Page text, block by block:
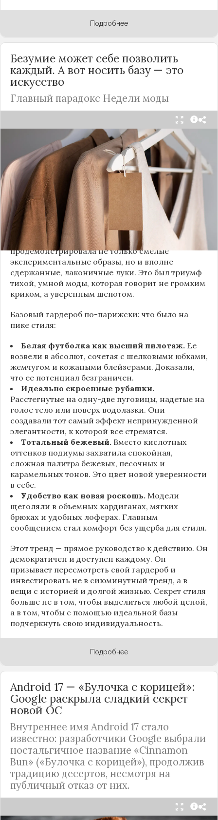
Подробнее
Безумие может себе позволить
каждый. А вот носить базу — это
искусство
Главный парадокс Недели моды
Принято считать, что Неделя моды в Париже —
это исключительно про безумные тренды, на
которые обычный человек посмотрит с
недоумением. Но самый интересный тренд этого
сезона был обращен к реальной жизни. Показы
доказали: истинная роскошь и мастерство стиля
заключаются не в эпатаже, а в виртуозном
владении базовыми вещами.
Как тонко подметила автор канала «Деловая
косметичка», завершившаяся неделя моды
продемонстрировала не только смелые
экспериментальные образы, но и вполне
сдержанные, лаконичные луки. Это был триумф
тихой, умной моды, которая говорит не громким
криком, а уверенным шепотом.
Базовый гардероб по-парижски: что было на
пике стиля:
Белая футболка как высший пилотаж. Ее
возвели в абсолют, сочетая с шелковыми юбками,
жемчугом и кожаными блейзерами. Доказали,
что ее потенциал безграничен.
Идеально скроенные рубашки.
Расстегнутые на одну-две пуговицы, надетые на
голое тело или поверх водолазки. Они
создавали тот самый эффект непринужденной
элегантности, к которой все стремятся.
Тотальный бежевый. Вместо кислотных
оттенков подиумы захватила спокойная,
сложная палитра бежевых, песочных и
карамельных тонов. Это цвет новой уверенности
в себе.
Удобство как новая роскошь. Модели
щеголяли в объемных кардиганах, мягких
брюках и удобных лоферах. Главным
сообщением стал комфорт без ущерба для стиля.
Этот тренд — прямое руководство к действию. Он
демократичен и доступен каждому. Он
призывает пересмотреть свой гардероб и
инвестировать не в сиюминутный тренд, а в
вещи с историей и долгой жизнью. Секрет стиля
больше не в том, чтобы выделиться любой ценой,
а в том, чтобы с помощью идеальной базы
подчеркнуть свою индивидуальность.
Подробнее
Android 17 — «Булочка с корицей»:
Google раскрыла сладкий секрет
новой ОС
Внутреннее имя Android 17 стало
известно: разработчики Google выбрали
ностальгичное название «Cinnamon
Bun» («Булочка с корицей»), продолжив
традицию десертов, несмотря на
публичный отказ от них.